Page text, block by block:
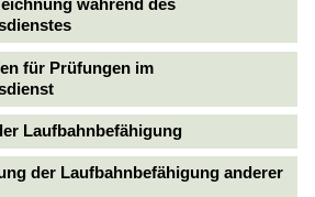
während des
für Prüfungen im
Laufbahnbefähigung
der Laufbahnbefähigung anderer